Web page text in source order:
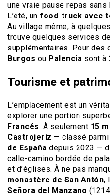
une vraie pause repas sans
L’été, un food-truck avec
Au village même, à
trouve quelques services
supplémentaires. Pour des
Burgos ou Palencia sont à
Tourisme et
L’emplacement est un
explorer une portion
Francés. À seulement 15
Castrojeriz — classé parmi
de España depuis 2023 —
calle-camino bordée de
et d’églises. À ne pas
monastère de San Antón,
Señora del Manzano